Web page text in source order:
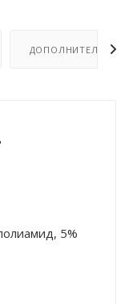
ДОПОЛНИТЕЛЬНО
5%